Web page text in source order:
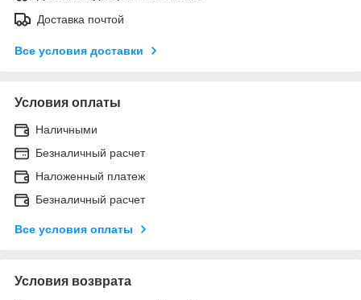
Доставка почтой
Все условия доставки
Условия оплаты
Наличными
Безналичный расчет
Наложенный платеж
Безналичный расчет
Все условия оплаты
Условия возврата